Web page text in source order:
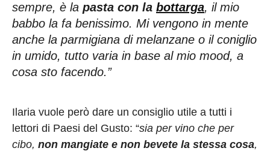
sempre, è la pasta con la bottarga, il mio
babbo la fa benissimo. Mi vengono in mente
anche la parmigiana di melanzane o il coniglio
in umido, tutto varia in base al mio mood, a
cosa sto facendo.”
Ilaria vuole però dare un consiglio utile a tutti i
lettori di Paesi del Gusto: “sia per vino che per
cibo, non mangiate e non bevete la stessa cosa,